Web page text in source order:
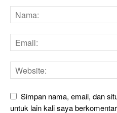
Simpan nama, email, dan
untuk lain kali saya